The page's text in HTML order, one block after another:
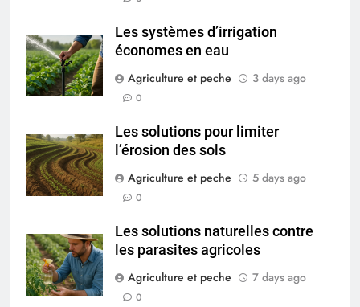
Les systèmes d’irrigation
économes en eau
Agriculture et peche
3 days ago
0
Les solutions pour limiter
l’érosion des sols
Agriculture et peche
5 days ago
0
Les solutions naturelles contre
les parasites agricoles
Agriculture et peche
7 days ago
0